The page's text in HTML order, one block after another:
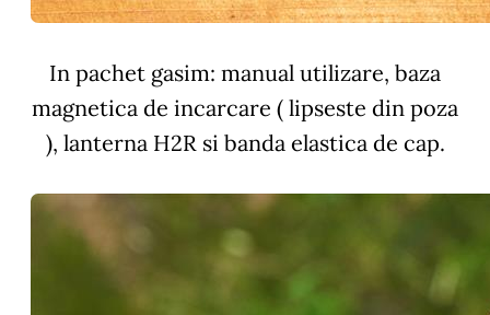
In pachet gasim: manual utilizare, baza
magnetica de incarcare ( lipseste din poza
), lanterna H2R si banda elastica de cap.